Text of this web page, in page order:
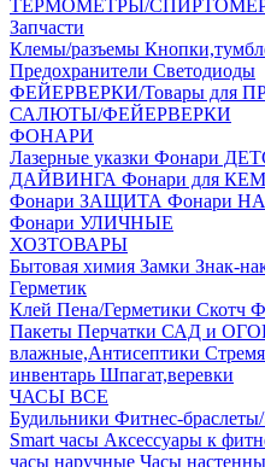
ТЕРМОМЕТРЫ/
Запчасти
Клемы/разъемы
Предохранители Светодиоды
ФЕЙЕРВЕРКИ/Товары для
САЛЮТЫ/ФЕЙЕРВЕРКИ
ФОНАРИ
Лазерные указки Фонари
ДАЙВИНГА Фонари для
Фонари ЗАЩИТА Фонари
Фонари УЛИЧНЫЕ
ХОЗТОВАРЫ
Бытовая химия Замки Знак-
Герметик
Клей Пена/Герметики Скотч
Пакеты Перчатки САД и
влажные,Антисептики
инвентарь Шпагат,веревки
ЧАСЫ ВСЕ
Будильники Фитнес-
Smart часы Аксессуары к
часы наручные Часы